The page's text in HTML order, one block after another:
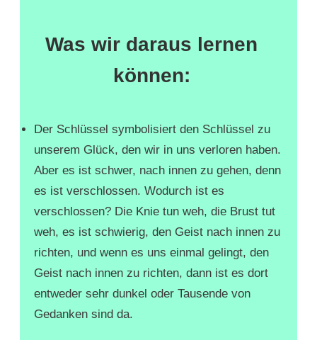
Was wir daraus lernen
können:
Der Schlüssel symbolisiert den Schlüssel zu
unserem Glück, den wir in uns verloren haben.
Aber es ist schwer, nach innen zu gehen, denn
es ist verschlossen. Wodurch ist es
verschlossen? Die Knie tun weh, die Brust tut
weh, es ist schwierig, den Geist nach innen zu
richten, und wenn es uns einmal gelingt, den
Geist nach innen zu richten, dann ist es dort
entweder sehr dunkel oder Tausende von
Gedanken sind da.